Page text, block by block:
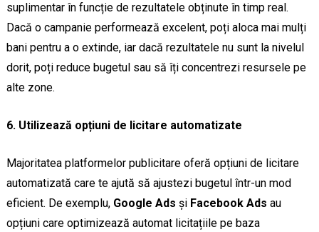
suplimentar în funcție de rezultatele obținute în timp real.
Dacă o campanie performează excelent, poți aloca mai mulți
bani pentru a o extinde, iar dacă rezultatele nu sunt la nivelul
dorit, poți reduce bugetul sau să îți concentrezi resursele pe
alte zone.
6. Utilizează opțiuni de licitare automatizate
Majoritatea platformelor publicitare oferă opțiuni de licitare
automatizată care te ajută să ajustezi bugetul într-un mod
eficient. De exemplu, Google Ads și Facebook Ads au
opțiuni care optimizează automat licitațiile pe baza